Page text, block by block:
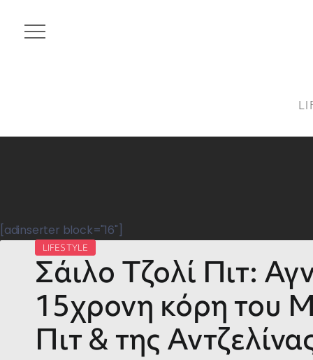
[adinserter block="16"]
LIFESTYLE
Σάιλο Τζολί Πιτ:
15χρονη κόρη του
Πιτ & της